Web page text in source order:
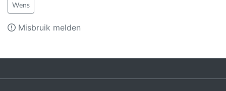
Wens
Misbruik melden